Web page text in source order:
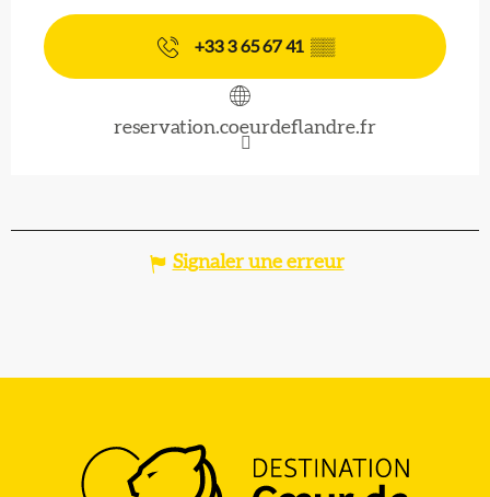
+33 3 65 67 41 ▒▒
reservation.coeurdeflandre.fr
Signaler une erreur